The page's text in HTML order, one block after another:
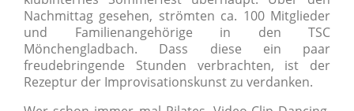
Nachmittag gesehen, strömten ca. 100 Mitglieder
und Familienangehörige in den TSC
Mönchengladbach. Dass diese ein paar
freudebringende Stunden verbrachten, ist der
Rezeptur der Improvisationskunst zu verdanken.